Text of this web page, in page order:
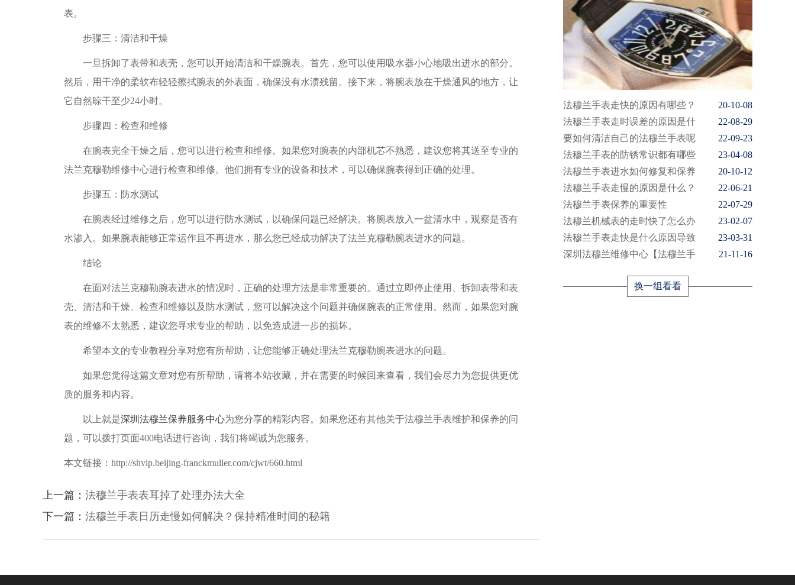
表。
步骤三：清洁和干燥
一旦拆卸了表带和表壳，您可以开始清洁和干燥腕表。首先，您可以使用吸水器小心地吸出进水的部分。
然后，用干净的柔软布轻轻擦拭腕表的外表面，确保没有水渍残留。接下来，将腕表放在干燥通风的地方，让
它自然晾干至少24小时。
步骤四：检查和维修
在腕表完全干燥之后，您可以进行检查和维修。如果您对腕表的内部机芯不熟悉，建议您将其送至专业的
法兰克穆勒维修中心进行检查和维修。他们拥有专业的设备和技术，可以确保腕表得到正确的处理。
步骤五：防水测试
在腕表经过维修之后，您可以进行防水测试，以确保问题已经解决。将腕表放入一盆清水中，观察是否有
水渗入。如果腕表能够正常运作且不再进水，那么您已经成功解决了法兰克穆勒腕表进水的问题。
结论
在面对法兰克穆勒腕表进水的情况时，正确的处理方法是非常重要的。通过立即停止使用、拆卸表带和表
壳、清洁和干燥、检查和维修以及防水测试，您可以解决这个问题并确保腕表的正常使用。然而，如果您对腕
表的维修不太熟悉，建议您寻求专业的帮助，以免造成进一步的损坏。
希望本文的专业教程分享对您有所帮助，让您能够正确处理法兰克穆勒腕表进水的问题。
如果您觉得这篇文章对您有所帮助，请将本站收藏，并在需要的时候回来查看，我们会尽力为您提供更优
质的服务和内容。
以上就是深圳法穆兰保养服务中心为您分享的精彩内容。如果您还有其他关于法穆兰手表维护和保养的问
题，可以拨打页面400电话进行咨询，我们将竭诚为您服务。
本文链接：http://shvip.beijing-franckmuller.com/cjwt/660.html
上一篇： 法穆兰手表表耳掉了处理办法大全
下一篇： 法穆兰手表日历走慢如何解决？保持精准时间的秘籍
法穆兰手表走快的原因有哪些？
20-10-08
法穆兰手表走时误差的原因是什
22-08-29
要如何清洁自己的法穆兰手表呢
22-09-23
法穆兰手表的防锈常识都有哪些
23-04-08
法穆兰手表进水如何修复和保养
20-10-12
法穆兰手表走慢的原因是什么？
22-06-21
法穆兰手表保养的重要性
22-07-29
法穆兰机械表的走时快了怎么办
23-02-07
法穆兰手表走快是什么原因导致
23-03-31
深圳法穆兰维修中心【法穆兰手
21-11-16
换一组看看